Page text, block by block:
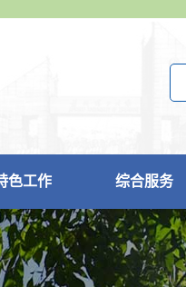
色工作 综合服务